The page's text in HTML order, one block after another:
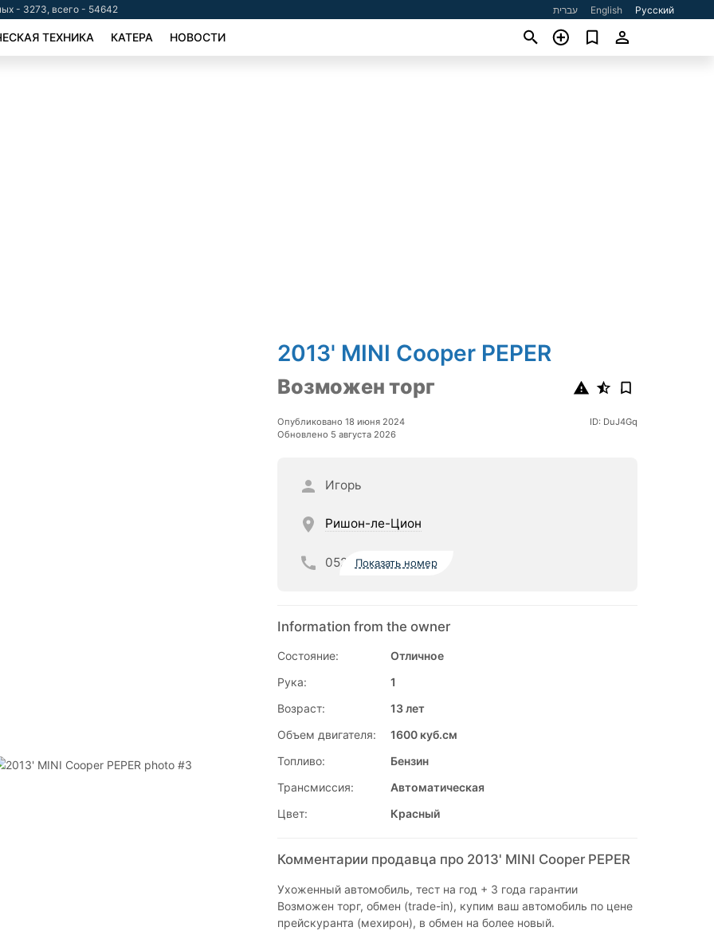
- 3273, всего - 54642 עברית English Русский
ТЕХНИКА КАТЕРА НОВОСТИ
2013' MINI Cooper PEPER
Возможен торг
Опубликовано 18 июня 2024
Обновлено 5 августа 2026
ID: DuJ4Gq
Игорь
Ришон-ле-Цион
052 Показать номер
Information from the owner
Состояние:
Отличное
Рука:
1
Возраст:
13 лет
Объем двигателя:
1600 куб.см
Топливо:
Бензин
Трансмиссия:
Автоматическая
Цвет:
Красный
Комментарии продавца про 2013' MINI Cooper PEPER
Ухоженный автомобиль, тест на год + 3 года гарантии
Возможен торг, обмен (tradе-in), купим ваш автомобиль по цене
прейскуранта (мехирон), в обмен на более новый.